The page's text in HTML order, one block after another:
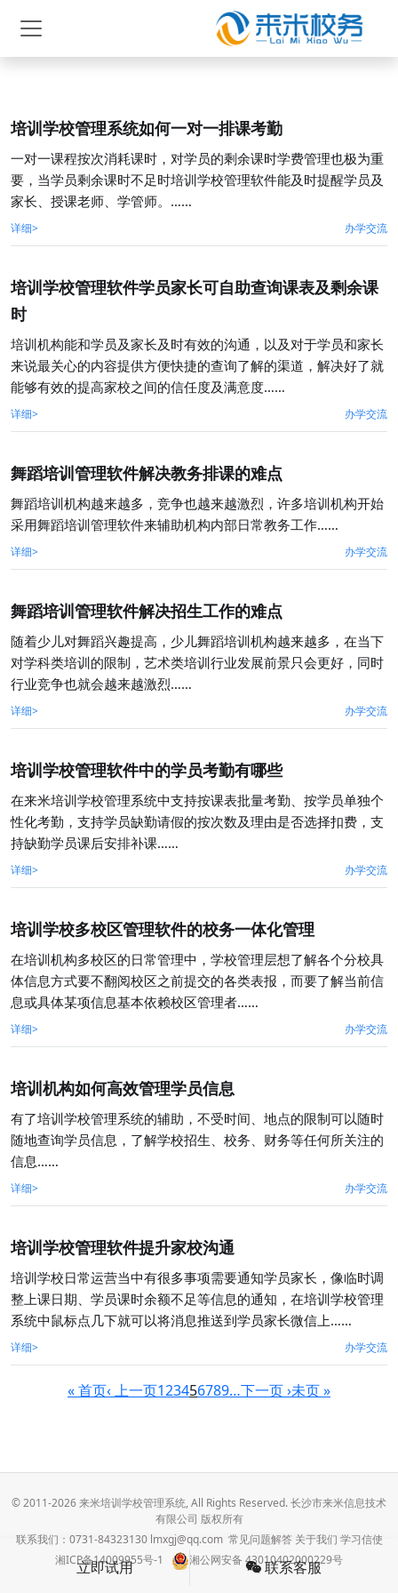
立即试用 联系客服
培训学校管理系统如何一对一排课考勤
一对一课程按次消耗课时，对学员的剩余课时学费管理也极为重
要，当学员剩余课时不足时培训学校管理软件能及时提醒学员及
家长、授课老师、学管师。……
详细> 办学交流
培训学校管理软件学员家长可自助查询课表及剩余课
时
培训机构能和学员及家长及时有效的沟通，以及对于学员和家长
来说最关心的内容提供方便快捷的查询了解的渠道，解决好了就
能够有效的提高家校之间的信任度及满意度……
详细> 办学交流
舞蹈培训管理软件解决教务排课的难点
舞蹈培训机构越来越多，竞争也越来越激烈，许多培训机构开始
采用舞蹈培训管理软件来辅助机构内部日常教务工作……
详细> 办学交流
舞蹈培训管理软件解决招生工作的难点
随着少儿对舞蹈兴趣提高，少儿舞蹈培训机构越来越多，在当下
对学科类培训的限制，艺术类培训行业发展前景只会更好，同时
行业竞争也就会越来越激烈……
详细> 办学交流
培训学校管理软件中的学员考勤有哪些
在来米培训学校管理系统中支持按课表批量考勤、按学员单独个
性化考勤，支持学员缺勤请假的按次数及理由是否选择扣费，支
持缺勤学员课后安排补课……
详细> 办学交流
培训学校多校区管理软件的校务一体化管理
在培训机构多校区的日常管理中，学校管理层想了解各个分校具
体信息方式要不翻阅校区之前提交的各类表报，而要了解当前信
息或具体某项信息基本依赖校区管理者……
详细> 办学交流
培训机构如何高效管理学员信息
有了培训学校管理系统的辅助，不受时间、地点的限制可以随时
随地查询学员信息，了解学校招生、校务、财务等任何所关注的
信息……
详细> 办学交流
培训学校管理软件提升家校沟通
培训学校日常运营当中有很多事项需要通知学员家长，像临时调
整上课日期、学员课时余额不足等信息的通知，在培训学校管理
系统中鼠标点几下就可以将消息推送到学员家长微信上……
详细> 办学交流
« 首页‹ 上一页123456789…下一页 ›未页 »
© 2011-2026 来米培训学校管理系统, All Rights Reserved. 长沙市来米信息技术
有限公司 版权所有
联系我们：0731-84323130 lmxgj@qq.com 常见问题解答 关于我们 学习信使
湘ICP备14009955号-1
湘公网安备 43010402000229号